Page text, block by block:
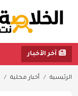
آخر الأخبار
الرئيسية أخبار محلية